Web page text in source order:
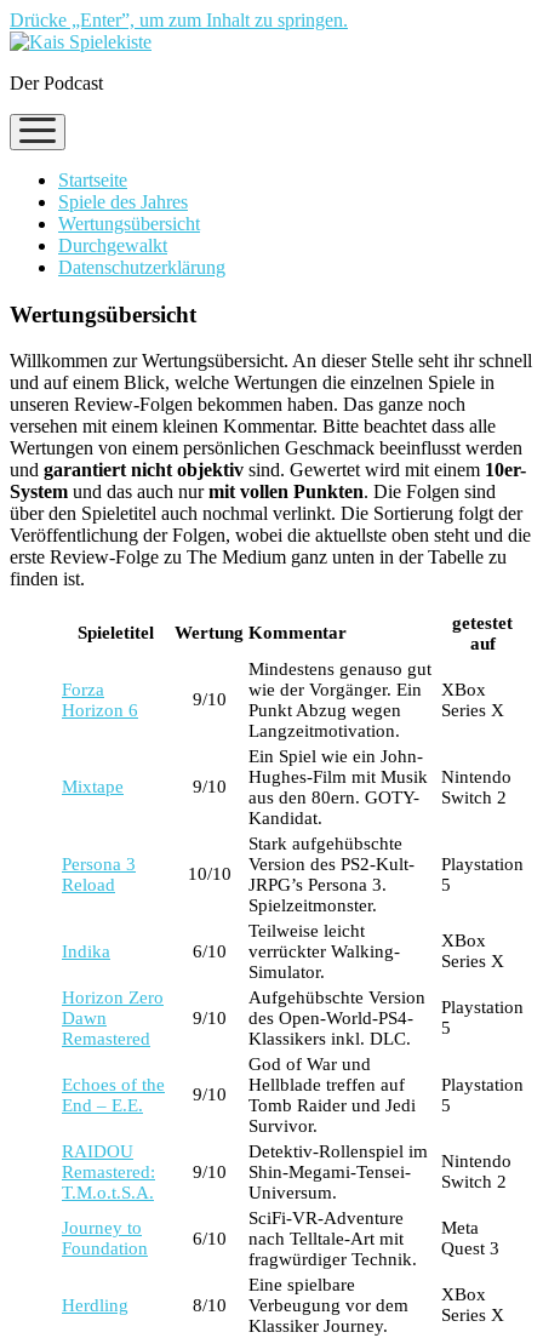
Drücke „Enter”, um zum Inhalt zu springen.
Der Podcast
Menü
öffnen
Startseite
Spiele des Jahres
Wertungsübersicht
Durchgewalkt
Datenschutzerklärung
Wertungsübersicht
Willkommen zur Wertungsübersicht. An dieser Stelle seht ihr schnell
und auf einem Blick, welche Wertungen die einzelnen Spiele in
unseren Review-Folgen bekommen haben. Das ganze noch
versehen mit einem kleinen Kommentar. Bitte beachtet dass alle
Wertungen von einem persönlichen Geschmack beeinflusst werden
und garantiert nicht objektiv sind. Gewertet wird mit einem 10er-
System und das auch nurmit vollen Punkten. Die Folgen sind
über den Spieletitel auch nochmal verlinkt. Die Sortierung folgt der
Veröffentlichung der Folgen, wobei die aktuellste oben steht und die
erste Review-Folge zu The Medium ganz unten in der Tabelle zu
finden ist.
Spieletitel Wertung Kommentar
getestet
auf
Forza
Horizon 6
9/10
Mindestens genauso gut
wie der Vorgänger. Ein
Punkt Abzug wegen
Langzeitmotivation.
XBox
Series X
Mixtape 9/10
Ein Spiel wie ein John-
Hughes-Film mit Musik
aus den 80ern. GOTY-
Kandidat.
Nintendo
Switch 2
Persona 3
Reload
10/10
Stark aufgehübschte
Version des PS2-Kult-
JRPG’s Persona 3.
Spielzeitmonster.
Playstation
5
Indika 6/10
Teilweise leicht
verrückter Walking-
Simulator.
XBox
Series X
Horizon Zero
Dawn
Remastered
9/10
Aufgehübschte Version
des Open-World-PS4-
Klassikers inkl. DLC.
Playstation
5
Echoes of the
End – E.E.
9/10
God of War und
Hellblade treffen auf
Tomb Raider und Jedi
Survivor.
Playstation
5
RAIDOU
Remastered:
T.M.o.t.S.A.
9/10
Detektiv-Rollenspiel im
Shin-Megami-Tensei-
Universum.
Nintendo
Switch 2
Journey to
Foundation
6/10
SciFi-VR-Adventure
nach Telltale-Art mit
fragwürdiger Technik.
Meta
Quest 3
Herdling 8/10
Eine spielbare
Verbeugung vor dem
Klassiker Journey.
XBox
Series X